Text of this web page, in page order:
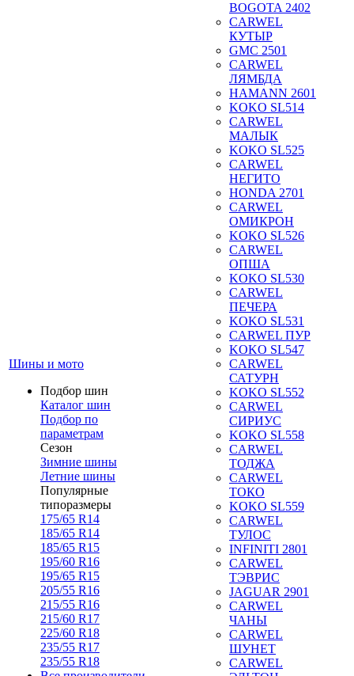
Шины и мото
Подбор шин
Каталог шин
Подбор по
параметрам
Сезон
Зимние шины
Летние шины
Популярные
типоразмеры
175/65 R14
185/65 R14
185/65 R15
195/60 R16
195/65 R15
205/55 R16
215/55 R16
215/60 R17
225/60 R18
235/55 R17
235/55 R18
BOGOTA 2402
CARWEL
КУТЫР
GMC 2501
CARWEL
ЛЯМБДА
HAMANN 2601
KOKO SL514
CARWEL
МАЛЫК
KOKO SL525
CARWEL
НЕГИТО
HONDA 2701
CARWEL
ОМИКРОН
KOKO SL526
CARWEL
ОПША
KOKO SL530
CARWEL
ПЕЧЕРА
KOKO SL531
CARWEL ПУР
KOKO SL547
CARWEL
САТУРН
KOKO SL552
CARWEL
СИРИУС
KOKO SL558
CARWEL
ТОДЖА
CARWEL
ТОКО
KOKO SL559
CARWEL
ТУЛОС
INFINITI 2801
CARWEL
ТЭВРИС
JAGUAR 2901
CARWEL
ЧАНЫ
CARWEL
ШУНЕТ
CARWEL